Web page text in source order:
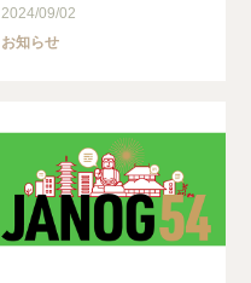
2024/09/02
お知らせ